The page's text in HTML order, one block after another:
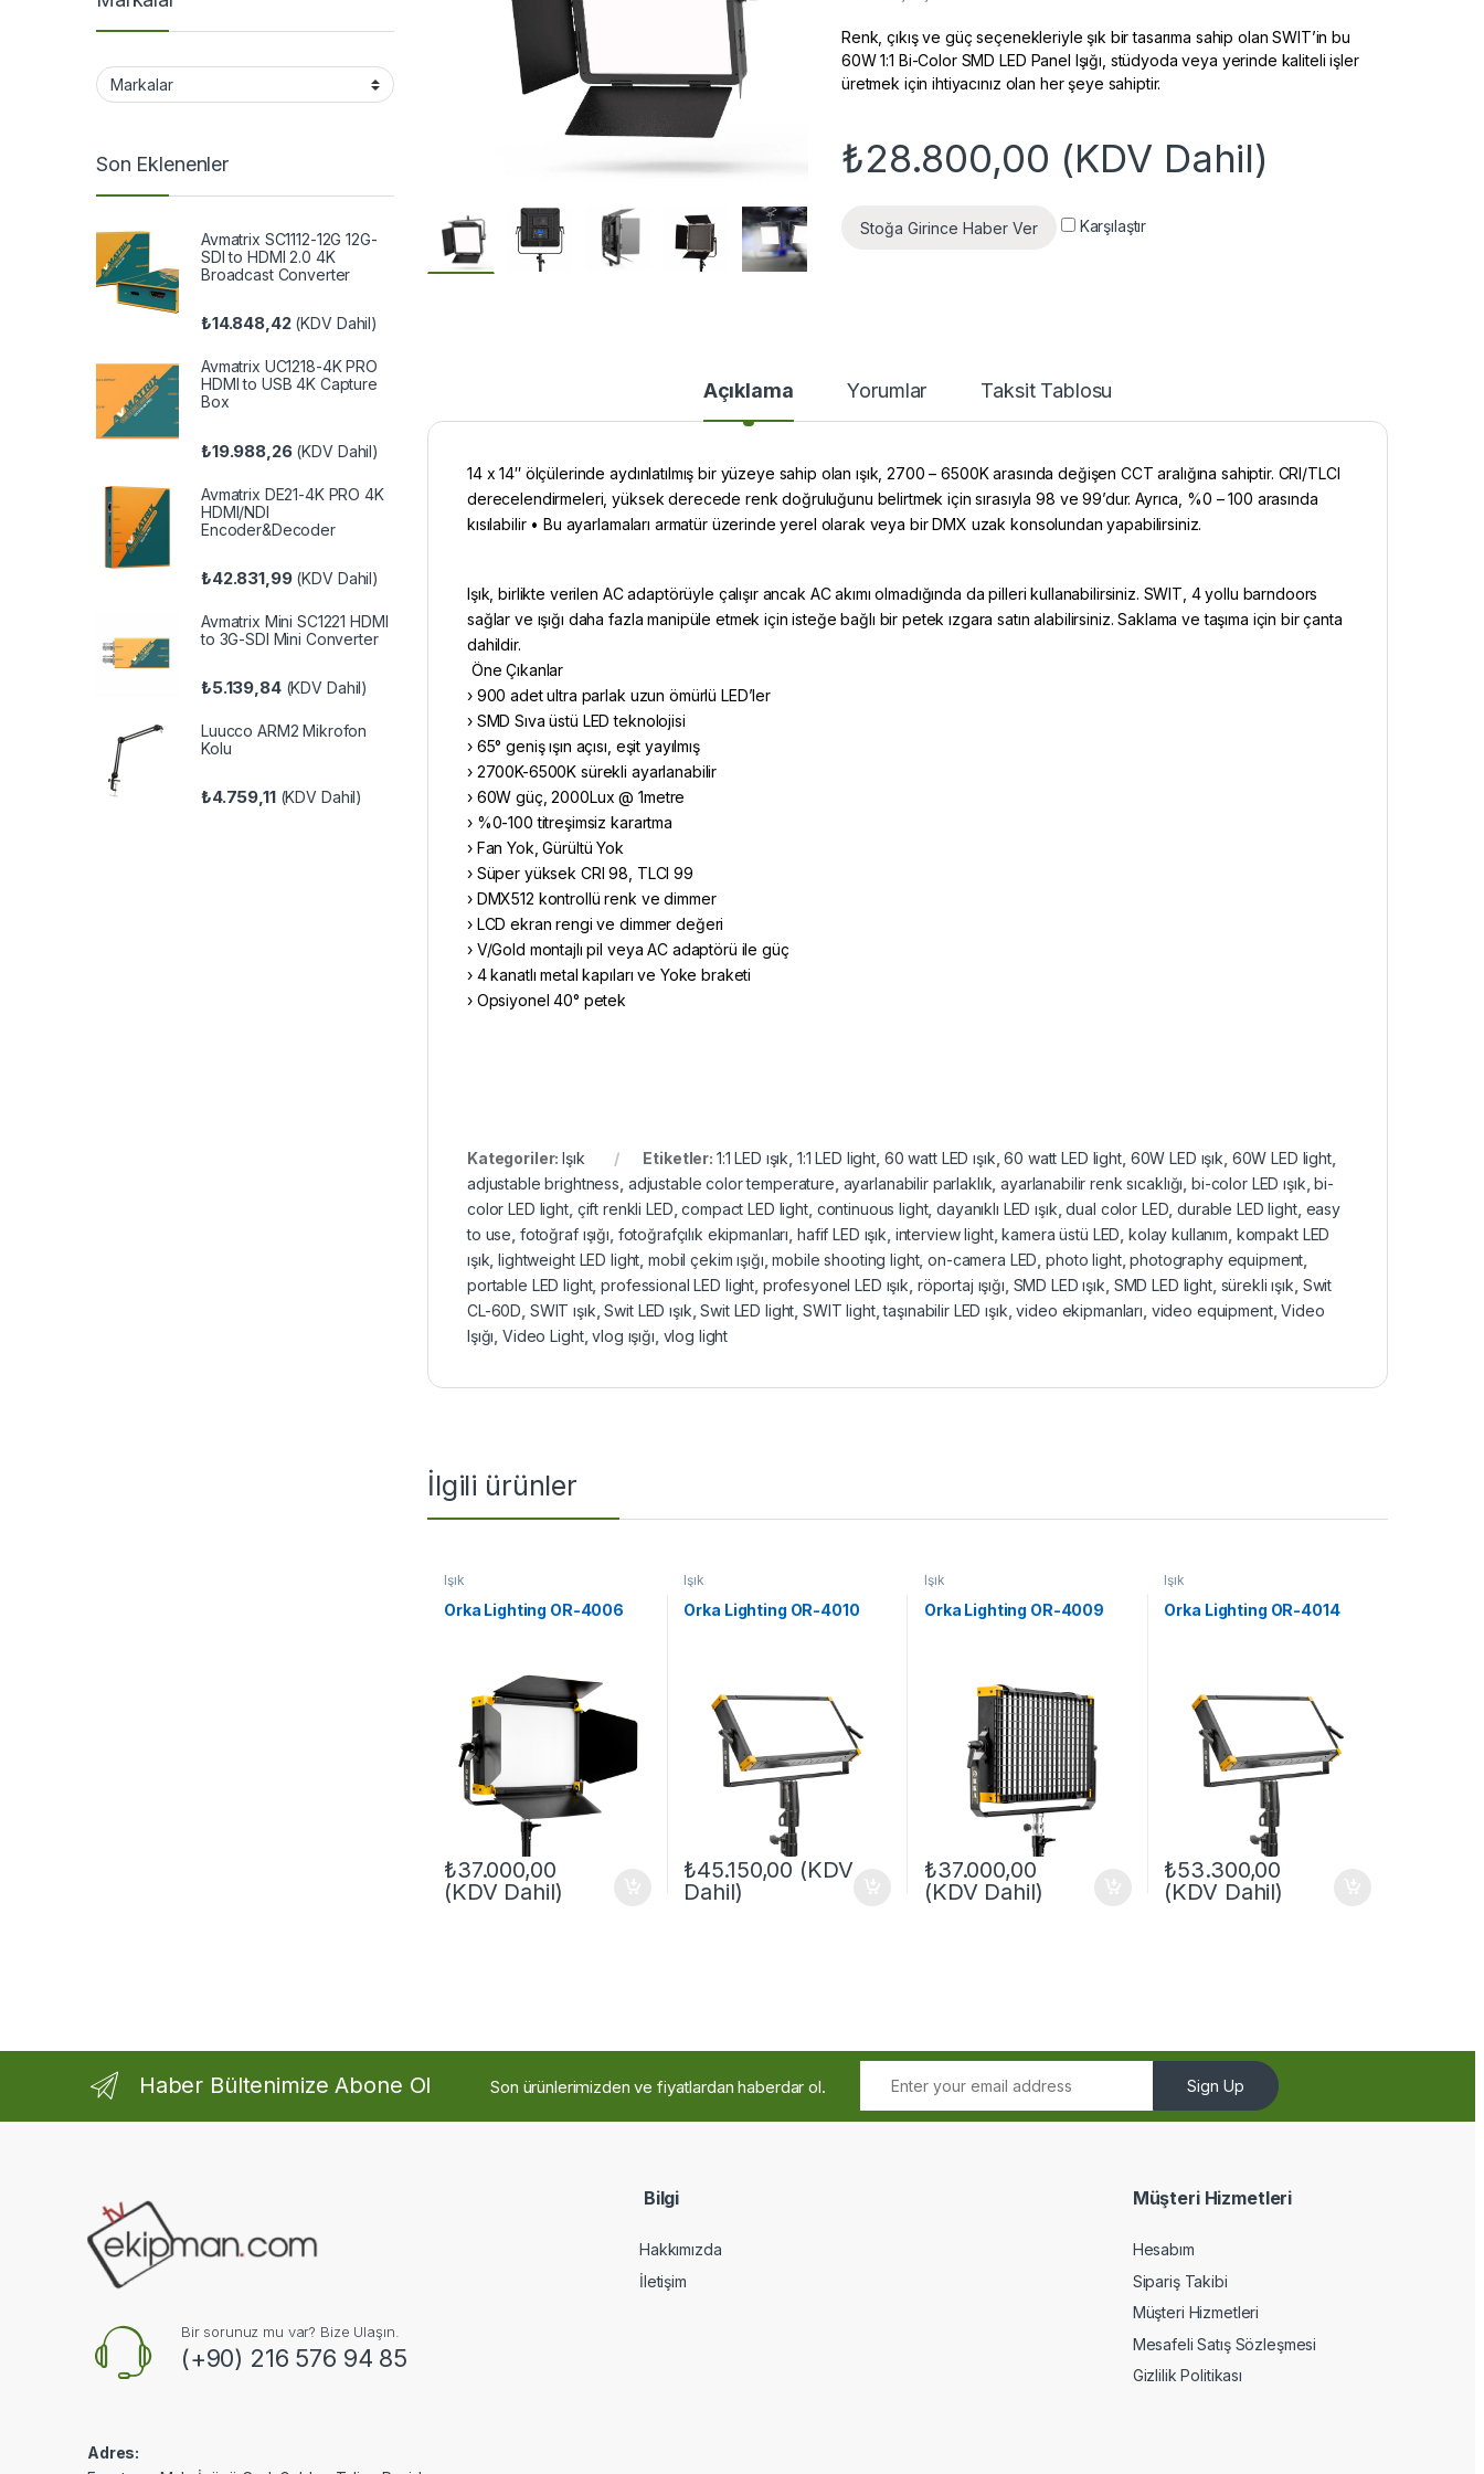
Renk, çıkış ve güç seçenekleriyle şık bir tasarıma sahip olan SWIT’in bu
60W 1:1 Bi-Color SMD LED Panel Işığı, stüdyoda veya yerinde kaliteli işler
üretmek için ihtiyacınız olan her şeye sahiptir.
₺28.800,00 (KDV Dahil)
Stoğa Girince Haber Ver Karşılaştır
Açıklama Yorumlar Taksit Tablosu
14 x 14″ ölçülerinde aydınlatılmış bir yüzeye sahip olan ışık, 2700 – 6500K arasında değişen CCT aralığına sahiptir. CRI/TLCI
derecelendirmeleri, yüksek derecede renk doğruluğunu belirtmek için sırasıyla 98 ve 99’dur. Ayrıca, %0 – 100 arasında
kısılabilir • Bu ayarlamaları armatür üzerinde yerel olarak veya bir DMX uzak konsolundan yapabilirsiniz.
Işık, birlikte verilen AC adaptörüyle çalışır ancak AC akımı olmadığında da pilleri kullanabilirsiniz. SWIT, 4 yollu barndoors
sağlar ve ışığı daha fazla manipüle etmek için isteğe bağlı bir petek ızgara satın alabilirsiniz. Saklama ve taşıma için bir çanta
dahildir.
Öne Çıkanlar
› 900 adet ultra parlak uzun ömürlü LED’ler
› SMD Sıva üstü LED teknolojisi
› 65° geniş ışın açısı, eşit yayılmış
› 2700K-6500K sürekli ayarlanabilir
› 60W güç, 2000Lux @ 1metre
› %0-100 titreşimsiz karartma
› Fan Yok, Gürültü Yok
› Süper yüksek CRI 98, TLCI 99
› DMX512 kontrollü renk ve dimmer
› LCD ekran rengi ve dimmer değeri
› V/Gold montajlı pil veya AC adaptörü ile güç
› 4 kanatlı metal kapıları ve Yoke braketi
› Opsiyonel 40° petek
Kategoriler:Işık Etiketler: 1:1 LED ışık 1:1 LED light 60 watt LED ışık ,60 watt LED light, 60W LED ışık 60W LED light,
adjustable brightness adjustable color temperature ayarlanabilir parlaklık ,ayarlanabilir renk sıcaklığı bi-color LED ışık ,bi-
color LED light, çift renkli LED ,compact LED light, continuous light,dayanıklı LED ışık ,dual color LED ,durable LED light, easy
to use fotoğraf ışığı fotoğrafçılık ekipmanları hafif LED ışık interview light,kamera üstü LED kolay kullanım kompakt LED
ışık ,lightweight LED light mobil çekim ışığı ,mobile shooting light,on-camera LED ,photo light,photography equipment
portable LED light,professional LED light profesyonel LED ışık röportaj ışığı SMD LED ışık SMD LED light, sürekli ışık Swit
CL-60D SWIT ışık ,Swit LED ışık ,Swit LED light ,SWIT light,taşınabilir LED ışık ,video ekipmanları video equipment,Video
Işığı ,Video Light,vlog ışığı vlog light
İlgili ürünler
Işık
Orka Lighting OR-4006
₺37.000,00
(KDV Dahil)
Işık
Orka Lighting OR-4010
₺45.150,00 (KDV
Dahil)
Işık
Orka Lighting OR-4009
₺37.000,00
(KDV Dahil)
Işık
Orka Lighting OR-4014
₺53.300,00
(KDV Dahil)
Son Eklenenler
Avmatrix SC1112-12G 12G-
SDI to HDMI 2.0 4K
Broadcast Converter
₺14.848,42(KDV Dahil)
Avmatrix UC1218-4K PRO
HDMI to USB 4K Capture
Box
₺19.988,26(KDV Dahil)
Avmatrix DE21-4K PRO 4K
HDMI/NDI
Encoder&Decoder
₺42.831,99(KDV Dahil)
Avmatrix Mini SC1221 HDMI
to 3G-SDI Mini Converter
₺5.139,84(KDV Dahil)
Luucco ARM2 Mikrofon
Kolu
₺4.759,11(KDV Dahil)
Haber Bültenimize Abone Ol Son ürünlerimizden ve fiyatlardan haberdar ol. Sign Up
Bir sorunuz mu var? Bize Ulaşın.
(+90) 216 576 94 85
Adres:
Bilgi
Hakkımızda
İletişim
Müşteri Hizmetleri
Hesabım
Sipariş Takibi
Müşteri Hizmetleri
Mesafeli Satış Sözleşmesi
Gizlilik Politikası